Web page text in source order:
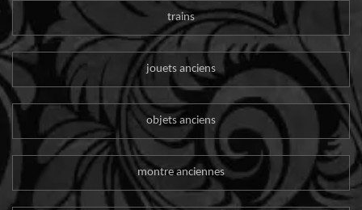
trains
jouets anciens
objets anciens
montre anciennes